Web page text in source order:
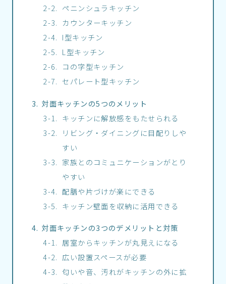
ペニンシュラキッチン
カウンターキッチン
I型キッチン
L型キッチン
コの字型キッチン
セパレート型キッチン
対面キッチンの5つのメリット
キッチンに解放感をもたせられる
リビング・ダイニングに目配りしや
すい
家族とのコミュニケーションがとり
やすい
配膳や片づけが楽にできる
キッチン壁面を収納に活用できる
対面キッチンの3つのデメリットと対策
居室からキッチンが丸見えになる
広い設置スペースが必要
匂いや音、汚れがキッチンの外に拡